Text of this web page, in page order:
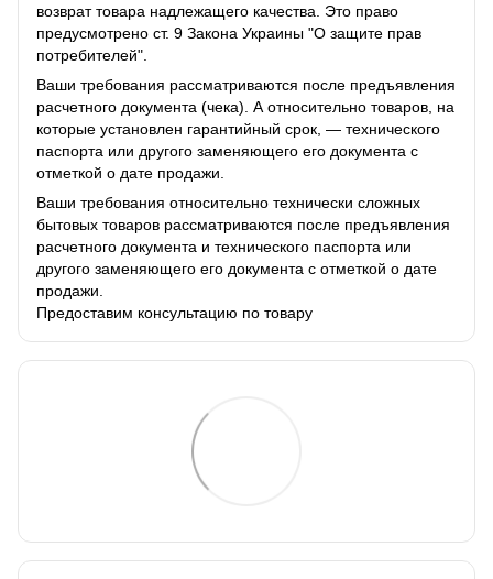
возврат товара надлежащего качества. Это право
предусмотрено ст. 9 Закона Украины "О защите прав
потребителей".
Ваши требования рассматриваются после предъявления
расчетного документа (чека). А относительно товаров, на
которые установлен гарантийный срок, — технического
паспорта или другого заменяющего его документа с
отметкой о дате продажи.
Ваши требования относительно технически сложных
бытовых товаров рассматриваются после предъявления
расчетного документа и технического паспорта или
другого заменяющего его документа с отметкой о дате
продажи.
Предоставим консультацию по товару